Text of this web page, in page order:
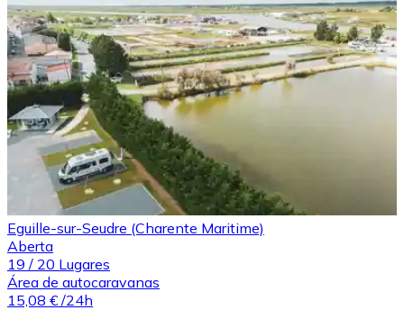
Eguille-sur-Seudre (Charente Maritime)
Aberta
19 / 20 Lugares
Área de autocaravanas
15,08 € /24h